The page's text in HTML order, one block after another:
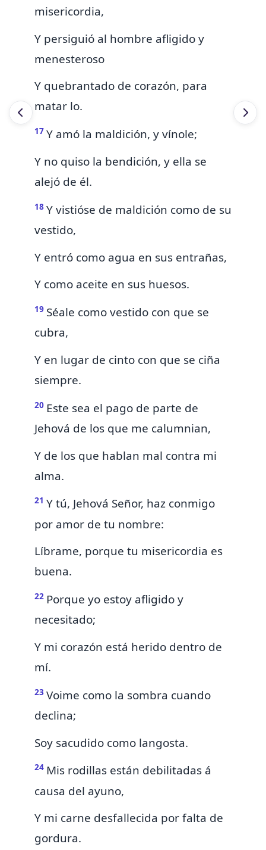
misericordia,
Y persiguió al hombre afligido y
menesteroso
Y quebrantado de corazón, para
matar lo.
17 Y amó la maldición, y vínole;
Y no quiso la bendición, y ella se
alejó de él.
18 Y vistióse de maldición como de su
vestido,
Y entró como agua en sus entrañas,
Y como aceite en sus huesos.
19 Séale como vestido con que se
cubra,
Y en lugar de cinto con que se ciña
siempre.
20 Este sea el pago de parte de
Jehová de los que me calumnian,
Y de los que hablan mal contra mi
alma.
21 Y tú, Jehová Señor, haz conmigo
por amor de tu nombre:
Líbrame, porque tu misericordia es
buena.
22 Porque yo estoy afligido y
necesitado;
Y mi corazón está herido dentro de
mí.
23 Voime como la sombra cuando
declina;
Soy sacudido como langosta.
24 Mis rodillas están debilitadas á
causa del ayuno,
Y mi carne desfallecida por falta de
gordura.